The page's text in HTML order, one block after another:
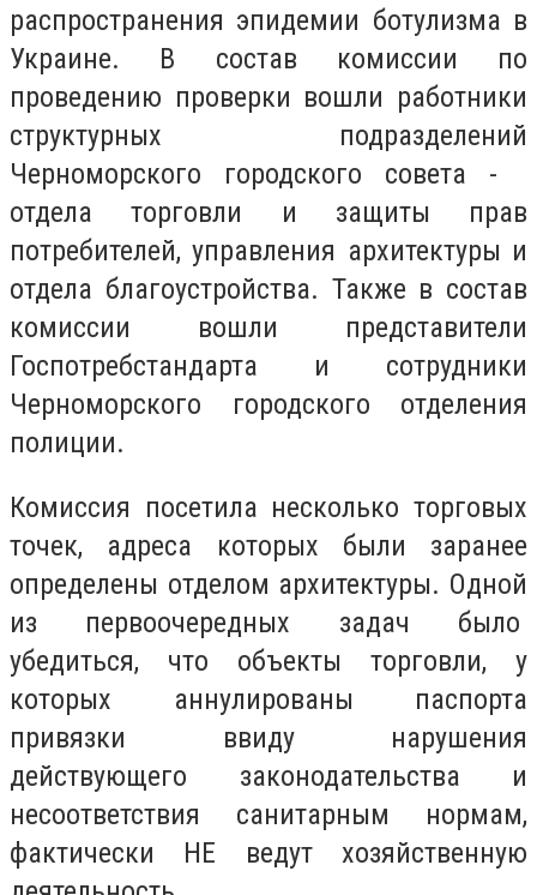
распространения эпидемии ботулизма в
Украине. В состав комиссии по
проведению проверки вошли работники
структурных подразделений
Черноморского городского совета -
отдела торговли и защиты прав
потребителей, управления архитектуры и
отдела благоустройства. Также в состав
комиссии вошли представители
Госпотребстандарта и сотрудники
Черноморского городского отделения
полиции.
Комиссия посетила несколько торговых
точек, адреса которых были заранее
определены отделом архитектуры. Одной
из первоочередных задач было
убедиться, что объекты торговли, у
которых аннулированы паспорта
привязки ввиду нарушения
действующего законодательства и
несоответствия санитарным нормам,
фактически НЕ ведут хозяйственную